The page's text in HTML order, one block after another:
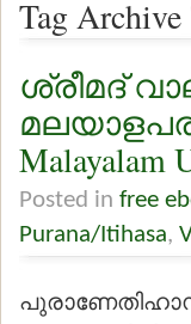
Tag
ശ്രീമദ്
Malayalam
Posted in free
Purana/Itihasa,